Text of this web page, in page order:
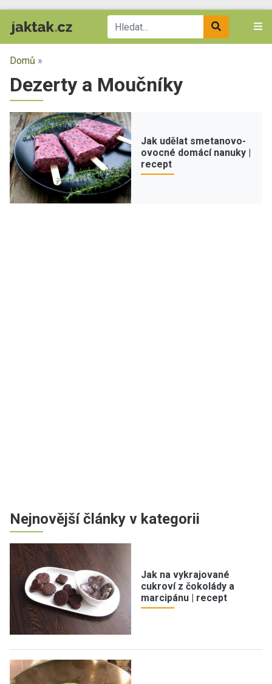
Domů »
Dezerty a Moučníky
Jak udělat smetanovo-
ovocné domácí nanuky |
recept
Nejnovější články v kategorii
Jak na vykrajované
cukroví z čokolády a
marcipánu | recept